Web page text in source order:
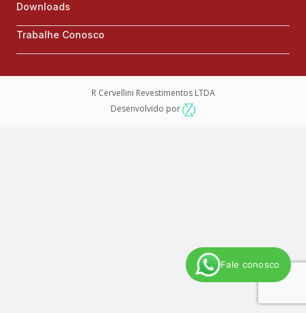
Fale conosco
Downloads
Trabalhe Conosco
R Cervellini Revestimentos LTDA
Desenvolvido por